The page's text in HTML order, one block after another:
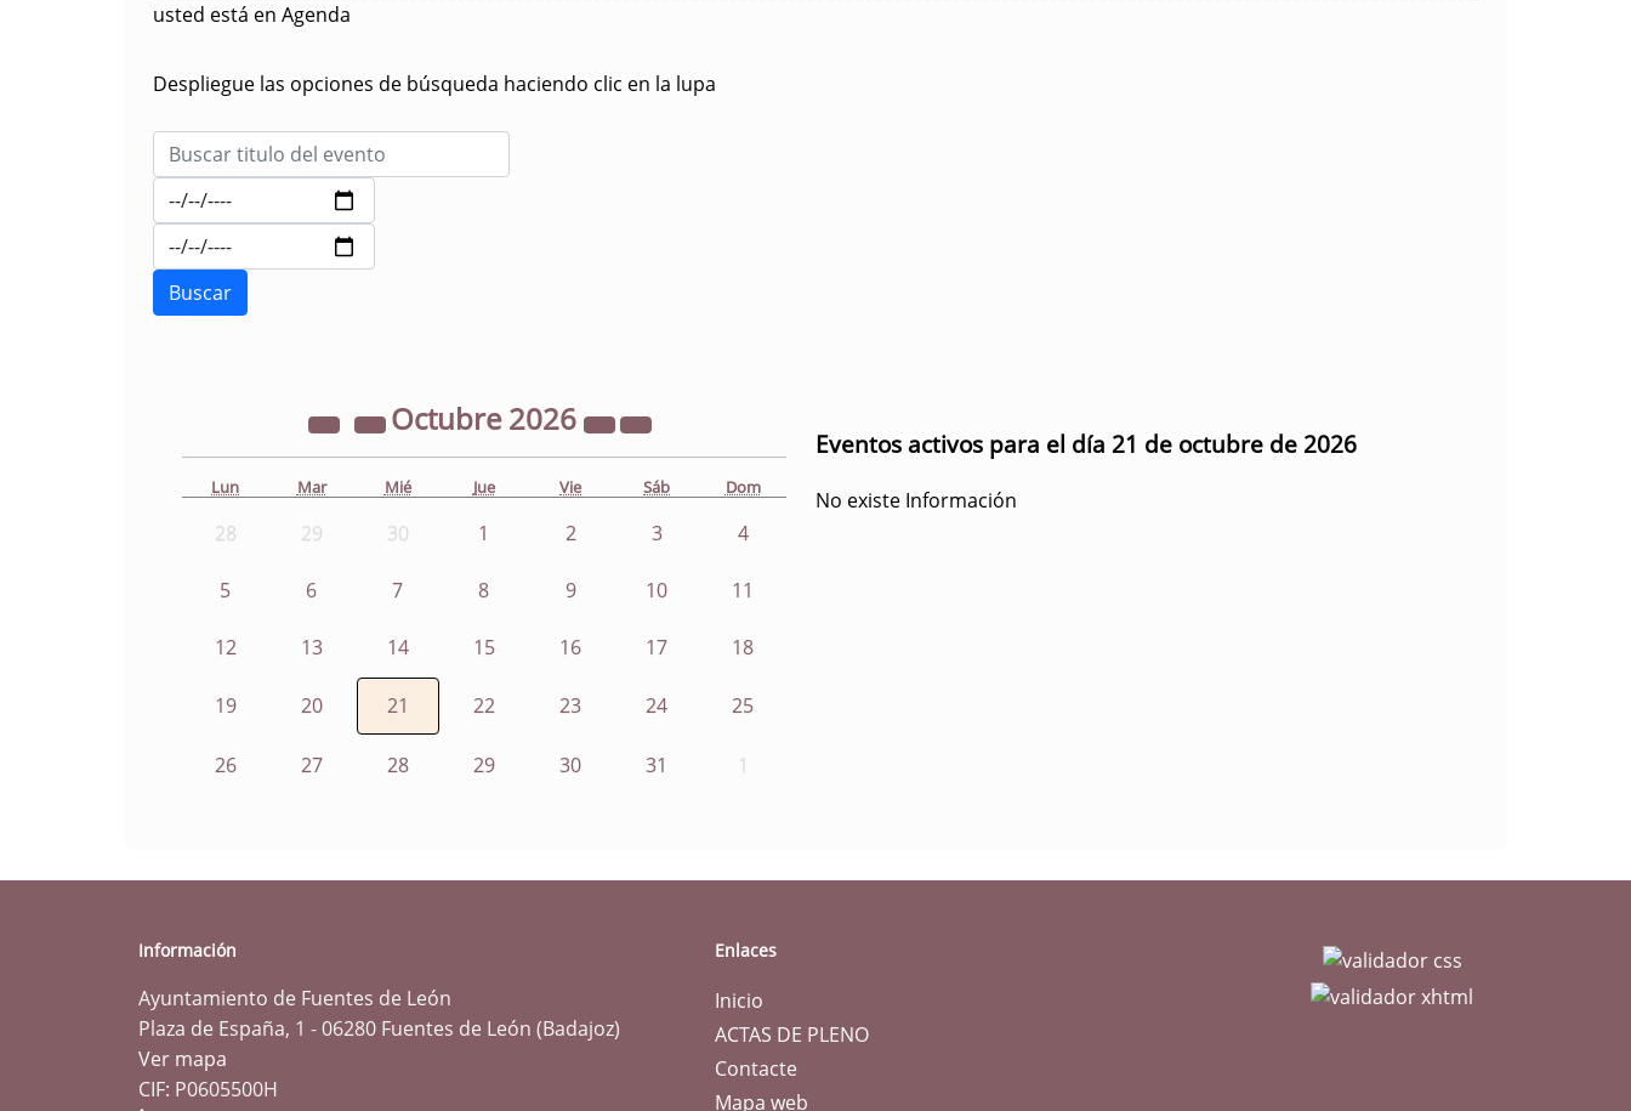
usted está en Agenda
Despliegue las opciones de búsqueda haciendo clic en la lupa
Octubre2026
Lun Mar Mié Jue Vie Sáb Dom
28 29 30 1 2 3 4
5 6 7 8 9 10 11
12 13 14 15 16 17 18
19 20 21 22 23 24 25
26 27 28 29 30 31 1
Eventos activos para el día 21 de octubre de 2026
No existe Información
Información
Ayuntamiento de Fuentes de León
Plaza de España, 1 - 06280 Fuentes de León (Badajoz)
Ver mapa
CIF: P0605500H
Enlaces
Inicio
ACTAS DE PLENO
Contacte
Mapa web